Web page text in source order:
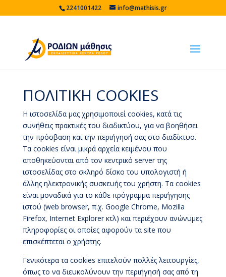
2241001422 info@mathisis.gr
ΠΟΛΙΤΙΚΗ COOKIES
Η ιστοσελίδα μας χρησιμοποιεί cookies, κατά τις
συνήθεις πρακτικές του διαδικτύου, για να βοηθήσει
την πρόσβαση και την περιήγησή σας στο διαδίκτυο.
Τα cookies είναι μικρά αρχεία κειμένου που
αποθηκεύονται από τον κεντρικό server της
ιστοσελίδας στο σκληρό δίσκο του υπολογιστή ή
άλλης ηλεκτρονικής συσκευής του χρήστη. Τα cookies
είναι μοναδικά για το κάθε πρόγραμμα περιήγησης
ιστού (web browser, π.χ. Google Chrome, Mozilla
Firefox, Internet Explorer κτλ) και περιέχουν ανώνυμες
πληροφορίες οι οποίες αφορούν τα site που
επισκέπτεται ο χρήστης.
Γενικότερα τα cookies επιτελούν πολλές λειτουργίες,
όπως το να διευκολύνουν την περιήγησή σας από τη